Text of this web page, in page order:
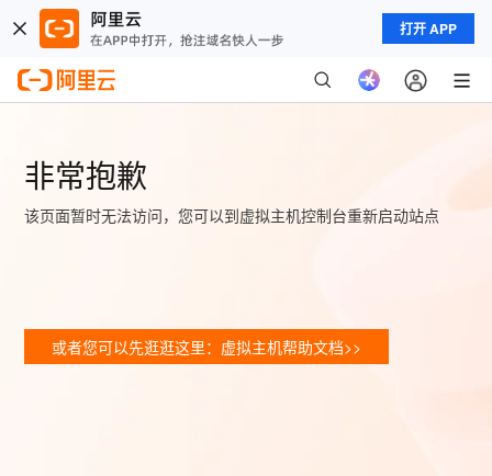
打开 APP
非常抱歉
该页面暂时无法访问，您可以到虚拟主机控制台重新启动站点
或者您可以先逛逛这里：虚拟主机帮助文档>>